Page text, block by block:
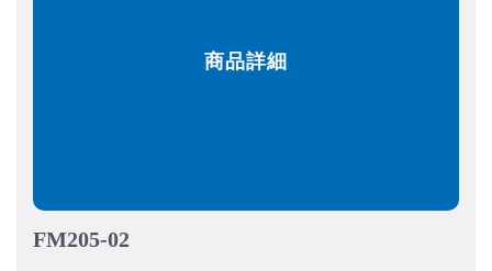
商品詳細
FM205-02